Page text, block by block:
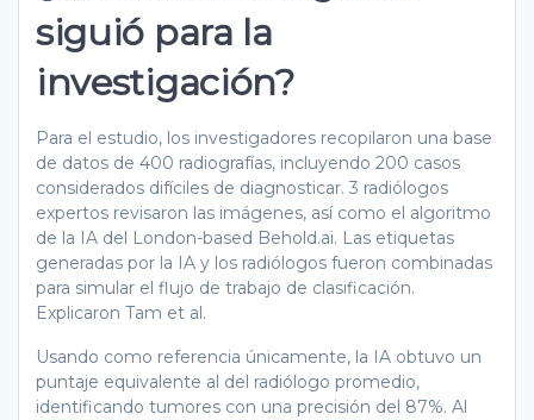
siguió para la
investigación?
Para el estudio, los investigadores recopilaron una base
de datos de 400 radiografías, incluyendo 200 casos
considerados difíciles de diagnosticar. 3 radiólogos
expertos revisaron las imágenes, así como el algoritmo
de la IA del London-based Behold.ai. Las etiquetas
generadas por la IA y los radiólogos fueron combinadas
para simular el flujo de trabajo de clasificación.
Explicaron Tam et al.
Usando como referencia únicamente, la IA obtuvo un
puntaje equivalente al del radiólogo promedio,
identificando tumores con una precisión del 87%. Al